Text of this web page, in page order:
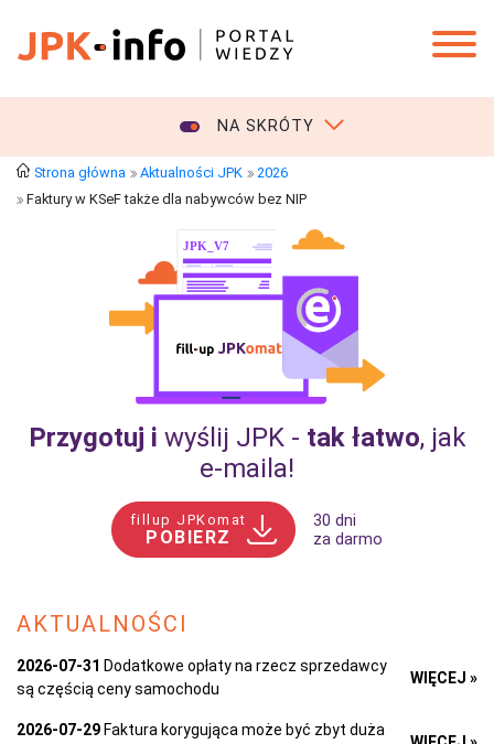
NA SKRÓTY
Strona główna Aktualności JPK
2026
Faktury w KSeF także dla nabywców bez NIP
Przygotuj i wyślij JPK - tak łatwo, jak
e‑maila!
fillup JPKomat
POBIERZ
30 dni
za darmo
AKTUALNOŚCI
2026-07-31 Dodatkowe opłaty na rzecz sprzedawcy
są częścią ceny samochodu
WIĘCEJ »
2026-07-29 Faktura korygująca może być zbyt duża